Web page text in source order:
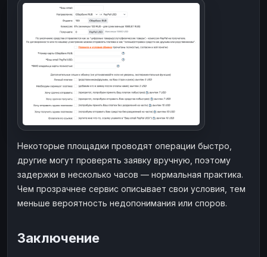
Некоторые площадки проводят операции быстро,
другие могут проверять заявку вручную, поэтому
задержки в несколько часов — нормальная практика.
Чем прозрачнее сервис описывает свои условия, тем
меньше вероятность недопонимания или споров.
Заключение